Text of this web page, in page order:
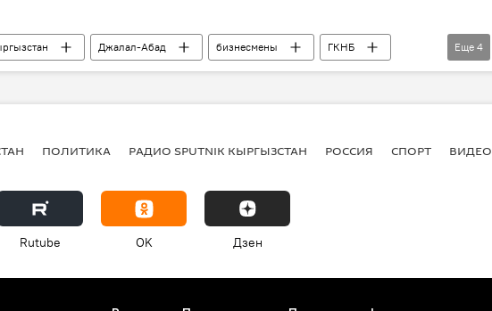
Джалал-Абад бизнесмены
ГКНБ
видео судьи
Еще 4
ПОЛИТИКА РАДИО SPUTNIK КЫРГЫЗСТАН РОССИЯ СПОРТ ВИДЕО
Rutube OK Дзен